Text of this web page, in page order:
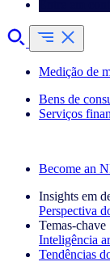
Medição de
Bens de
Serviços
Become an
Insights em
Perspectiva
Temas‑chave
Inteligência
Tendências